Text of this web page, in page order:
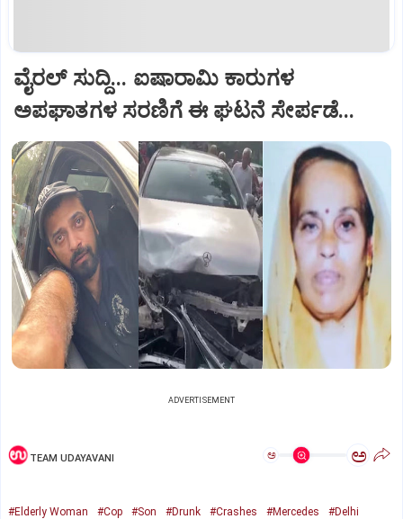
ವೈರಲ್ ಸುದ್ದಿ... ಐಷಾರಾಮಿ ಕಾರುಗಳ
ಅಪಘಾತಗಳ ಸರಣಿಗೆ ಈ ಘಟನೆ ಸೇರ್ಪಡೆ...
ADVERTISEMENT
TEAM UDAYAVANI ಅ ಅ
#Elderly Woman #Cop #Son #Drunk #Crashes #Mercedes #Delhi